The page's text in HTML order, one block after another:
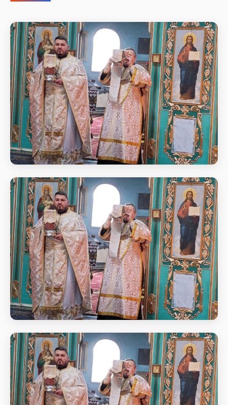
Божественна літургія у неділю 27-му
після П'ятдесятниці, Святих Праотців
Божественна літургія у неділю 27-му після
П'ятдесятниці, Святих Праотців
Божественна літургія у неділю 27-му
після П'ятдесятниці, Святих Праотців
Божественна літургія у неділю 27-му після
П'ятдесятниці, Святих Праотців